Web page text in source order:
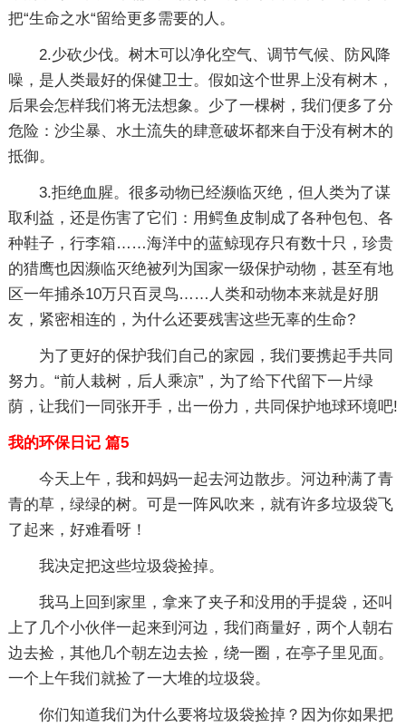
把“生命之水“留给更多需要的人。
2.少砍少伐。树木可以净化空气、调节气候、防风降
噪，是人类最好的保健卫士。假如这个世界上没有树木，
后果会怎样我们将无法想象。少了一棵树，我们便多了分
危险：沙尘暴、水土流失的肆意破坏都来自于没有树木的
抵御。
3.拒绝血腥。很多动物已经濒临灭绝，但人类为了谋
取利益，还是伤害了它们：用鳄鱼皮制成了各种包包、各
种鞋子，行李箱……海洋中的蓝鲸现存只有数十只，珍贵
的猎鹰也因濒临灭绝被列为国家一级保护动物，甚至有地
区一年捕杀10万只百灵鸟……人类和动物本来就是好朋
友，紧密相连的，为什么还要残害这些无辜的生命?
为了更好的保护我们自己的家园，我们要携起手共同
努力。“前人栽树，后人乘凉”，为了给下代留下一片绿
荫，让我们一同张开手，出一份力，共同保护地球环境吧!
我的环保日记 篇5
今天上午，我和妈妈一起去河边散步。河边种满了青
青的草，绿绿的树。可是一阵风吹来，就有许多垃圾袋飞
了起来，好难看呀！
我决定把这些垃圾袋捡掉。
我马上回到家里，拿来了夹子和没用的手提袋，还叫
上了几个小伙伴一起来到河边，我们商量好，两个人朝右
边去捡，其他几个朝左边去捡，绕一圈，在亭子里见面。
一个上午我们就捡了一大堆的垃圾袋。
你们知道我们为什么要将垃圾袋捡掉？因为你如果把